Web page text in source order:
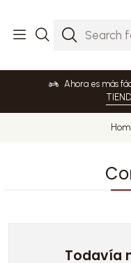
Ahora es más
Todavía